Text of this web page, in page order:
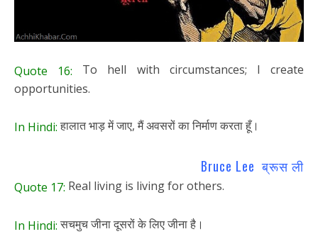
Quote 16: To hell with circumstances; I create
opportunities.
In Hindi:हालात भाड़ में जाए, मैं अवसरों का निर्माण करता हूँ।
Bruce Lee ब्रूस ली
Quote 17: Real living is living for others.
In Hindi:सचमुच जीना दूसरों के लिए जीना है।